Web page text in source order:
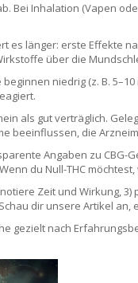
Bei Inhalation (Vapen
es länger: erste Effekte
über die
niedrig (z. B.
als gut verträglich.
beeinflussen, die
Angaben zu
du Null-THC
Zeit und Wirkung,
dir unsere Artikel an,
gezielt nach